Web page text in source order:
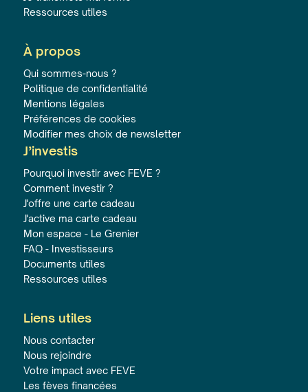
Ressources utiles
À propos
Qui sommes-nous ?
Politique de confidentialité
Mentions légales
Préférences de cookies
Modifier mes choix de newsletter
J’investis
Pourquoi investir avec FEVE ?
Comment investir ?
J'offre une carte cadeau
J'active ma carte cadeau
Mon espace - Le Grenier
FAQ - Investisseurs
Documents utiles
Ressources utiles
Liens utiles
Nous contacter
Nous rejoindre
Votre impact avec FEVE
Les fèves financées